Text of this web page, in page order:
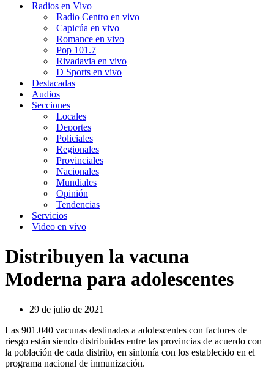
Radios en Vivo
Radio Centro en vivo
Capicúa en vivo
Romance en vivo
Pop 101.7
Rivadavia en vivo
D Sports en vivo
Destacadas
Audios
Secciones
Locales
Deportes
Policiales
Regionales
Provinciales
Nacionales
Mundiales
Opinión
Tendencias
Servicios
Video en vivo
Distribuyen la vacuna
Moderna para adolescentes
29 de julio de 2021
Las 901.040 vacunas destinadas a adolescentes con factores de
riesgo están siendo distribuidas entre las provincias de acuerdo con
la población de cada distrito, en sintonía con los establecido en el
programa nacional de inmunización.